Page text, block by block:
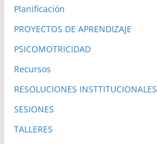
Planificación
PROYECTOS DE APRENDIZAJE
PSICOMOTRICIDAD
Recursos
RESOLUCIONES INSTTITUCIONALES
SESIONES
TALLERES